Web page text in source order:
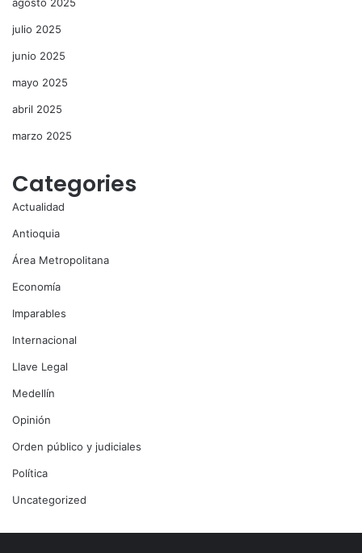
agosto 2025
julio 2025
junio 2025
mayo 2025
abril 2025
marzo 2025
Categories
Actualidad
Antioquia
Área Metropolitana
Economía
Imparables
Internacional
Llave Legal
Medellín
Opinión
Orden público y judiciales
Política
Uncategorized